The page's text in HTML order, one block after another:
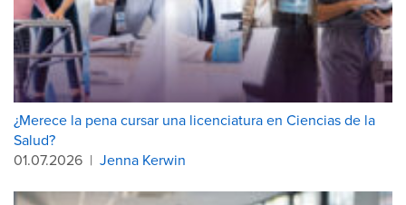
¿Merece la pena cursar una licenciatura en Ciencias de la
Salud?
01.07.2026 | Jenna Kerwin